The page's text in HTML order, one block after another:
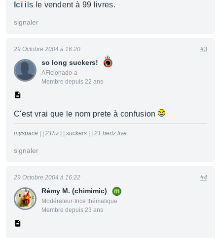
Iciils le vendent à 99 livres.
signaler
so long suckers!
AFicionado·a
Membre depuis 22 ans
29 Octobre 2004 à 16:20 #3
C'est vrai que le nom prete à confusion
myspace 21hz suckers 21 hertz live
signaler
Rémy M. (chimimic)
Modérateur·trice thématique
Membre depuis 23 ans
29 Octobre 2004 à 16:22 #4